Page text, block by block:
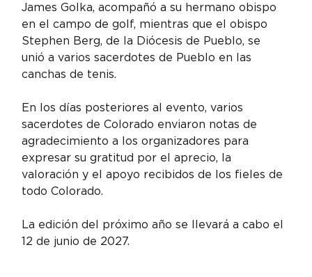
James Golka, acompañó a su hermano obispo
en el campo de golf, mientras que el obispo
Stephen Berg, de la Diócesis de Pueblo, se
unió a varios sacerdotes de Pueblo en las
canchas de tenis.
En los días posteriores al evento, varios
sacerdotes de Colorado enviaron notas de
agradecimiento a los organizadores para
expresar su gratitud por el aprecio, la
valoración y el apoyo recibidos de los fieles de
todo Colorado.
La edición del próximo año se llevará a cabo el
12 de junio de 2027.